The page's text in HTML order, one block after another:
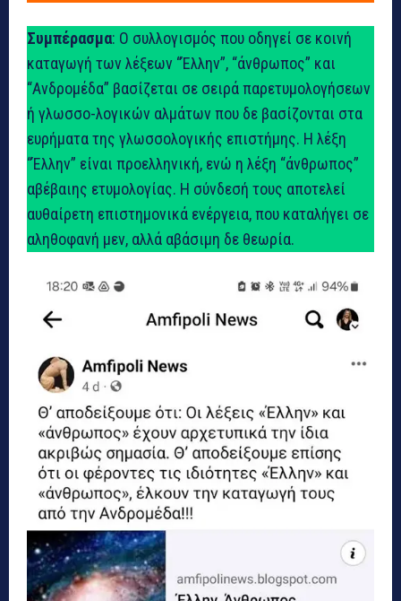
Συμπέρασμα: Ο συλλογισμός που οδηγεί σε κοινή
καταγωγή των λέξεων “Έλλην”, “άνθρωπος” και
“Ανδρομέδα” βασίζεται σε σειρά παρετυμολογήσεων
ή γλωσσο-λογικών αλμάτων που δε βασίζονται στα
ευρήματα της γλωσσολογικής επιστήμης. Η λέξη
“Έλλην” είναι προελληνική, ενώ η λέξη “άνθρωπος”
αβέβαιης ετυμολογίας. Η σύνδεσή τους αποτελεί
αυθαίρετη επιστημονικά ενέργεια, που καταλήγει σε
αληθοφανή μεν, αλλά αβάσιμη δε θεωρία.